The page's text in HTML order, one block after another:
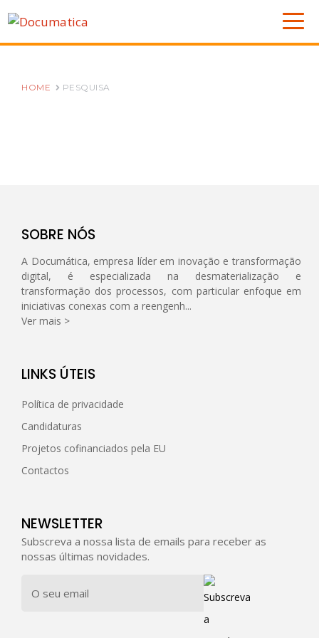
HOME PESQUISA
SOBRE NÓS
A Documática, empresa líder em inovação e transformação
digital, é especializada na desmaterialização e
transformação dos processos, com particular enfoque em
iniciativas conexas com a reengenh...
Ver mais >
LINKS ÚTEIS
Política de privacidade
Candidaturas
Projetos cofinanciados pela EU
Contactos
NEWSLETTER
Subscreva a nossa lista de emails para receber as
nossas últimas novidades.